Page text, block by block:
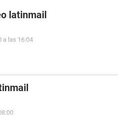
latinmail
a las 16:04